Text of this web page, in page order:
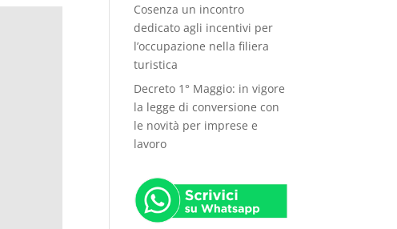
Cosenza un incontro
dedicato agli incentivi per
l’occupazione nella filiera
turistica
Decreto 1° Maggio: in vigore
la legge di conversione con
le novità per imprese e
lavoro